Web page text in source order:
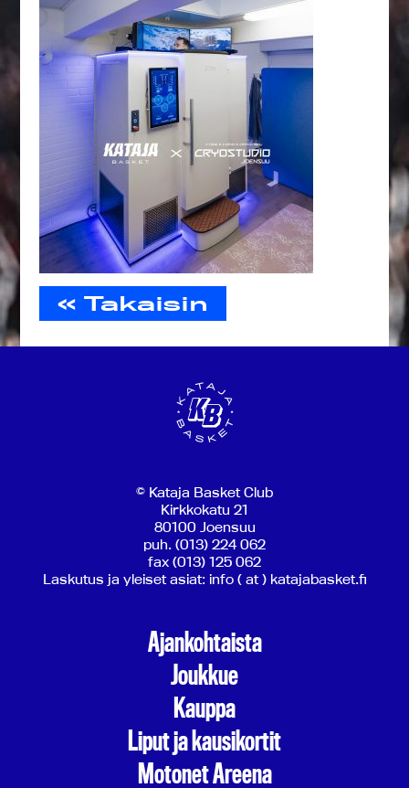
« Takaisin
© Kataja Basket Club
Kirkkokatu 21
80100 Joensuu
puh. (013) 224 062
fax (013) 125 062
Laskutus ja yleiset asiat: info ( at ) katajabasket.fi
Ajankohtaista
Joukkue
Kauppa
Liput ja kausikortit
Motonet Areena